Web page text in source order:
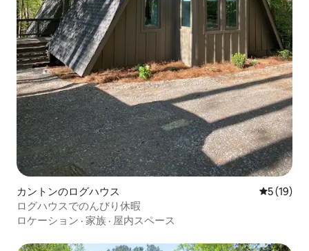
ンタイドブルワリーがあります。 近くの
アトラクションには、センテニアル・オ
リンピック・パーク、ワールド・コング
レス・センター、メルセデス・ベンツ・
スタジアム、ワールド・オブ・コーラ、
フォックス・シアター、フィリップス・
アリーナ、ポンス・シティ・マーケッ
ト、ジョージア・アクアリウムがあり、
すべて2マイル未満です。
カントンのログハウス レビュー
5 (19)
ログハウスでのんびり休暇
ロケーション · 家族 · 屋内スペース